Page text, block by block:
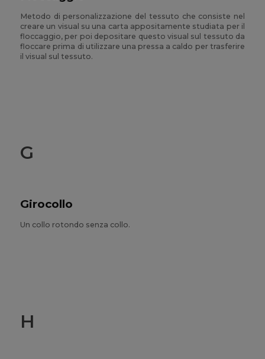
Metodo di personalizzazione del tessuto che consiste nel
creare un visual su una carta appositamente studiata per il
floccaggio, per poi depositare questo visual sul tessuto da
floccare prima di utilizzare una pressa a caldo per trasferire
il visual sul tessuto.
G
Girocollo
Un collo rotondo senza collo.
H